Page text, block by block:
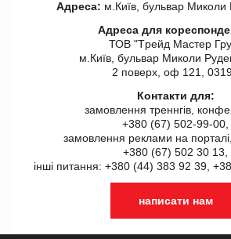
Адреса: м.Київ, бульвар Миколи
Адреса для
ТОВ "Tрейд Мастер
м.Київ, бульвар Миколи
2 поверх, оф 121,
Контакти для:
замовлення треннгів,
+380 (67) 502-99-00,
замовлення реклами на
+380 (67) 502 30 13,
інші питання: +380 (44) 383 92 39,
написати нам